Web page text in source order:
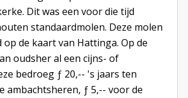
Dit was een voor die tijd
standaardmolen. Deze molen
de kaart van Hattinga. Op de
oudsher al een cijns- of
bedroeg ƒ 20,-- 's jaars ten
ambachtsheren, ƒ 5,-- voor de